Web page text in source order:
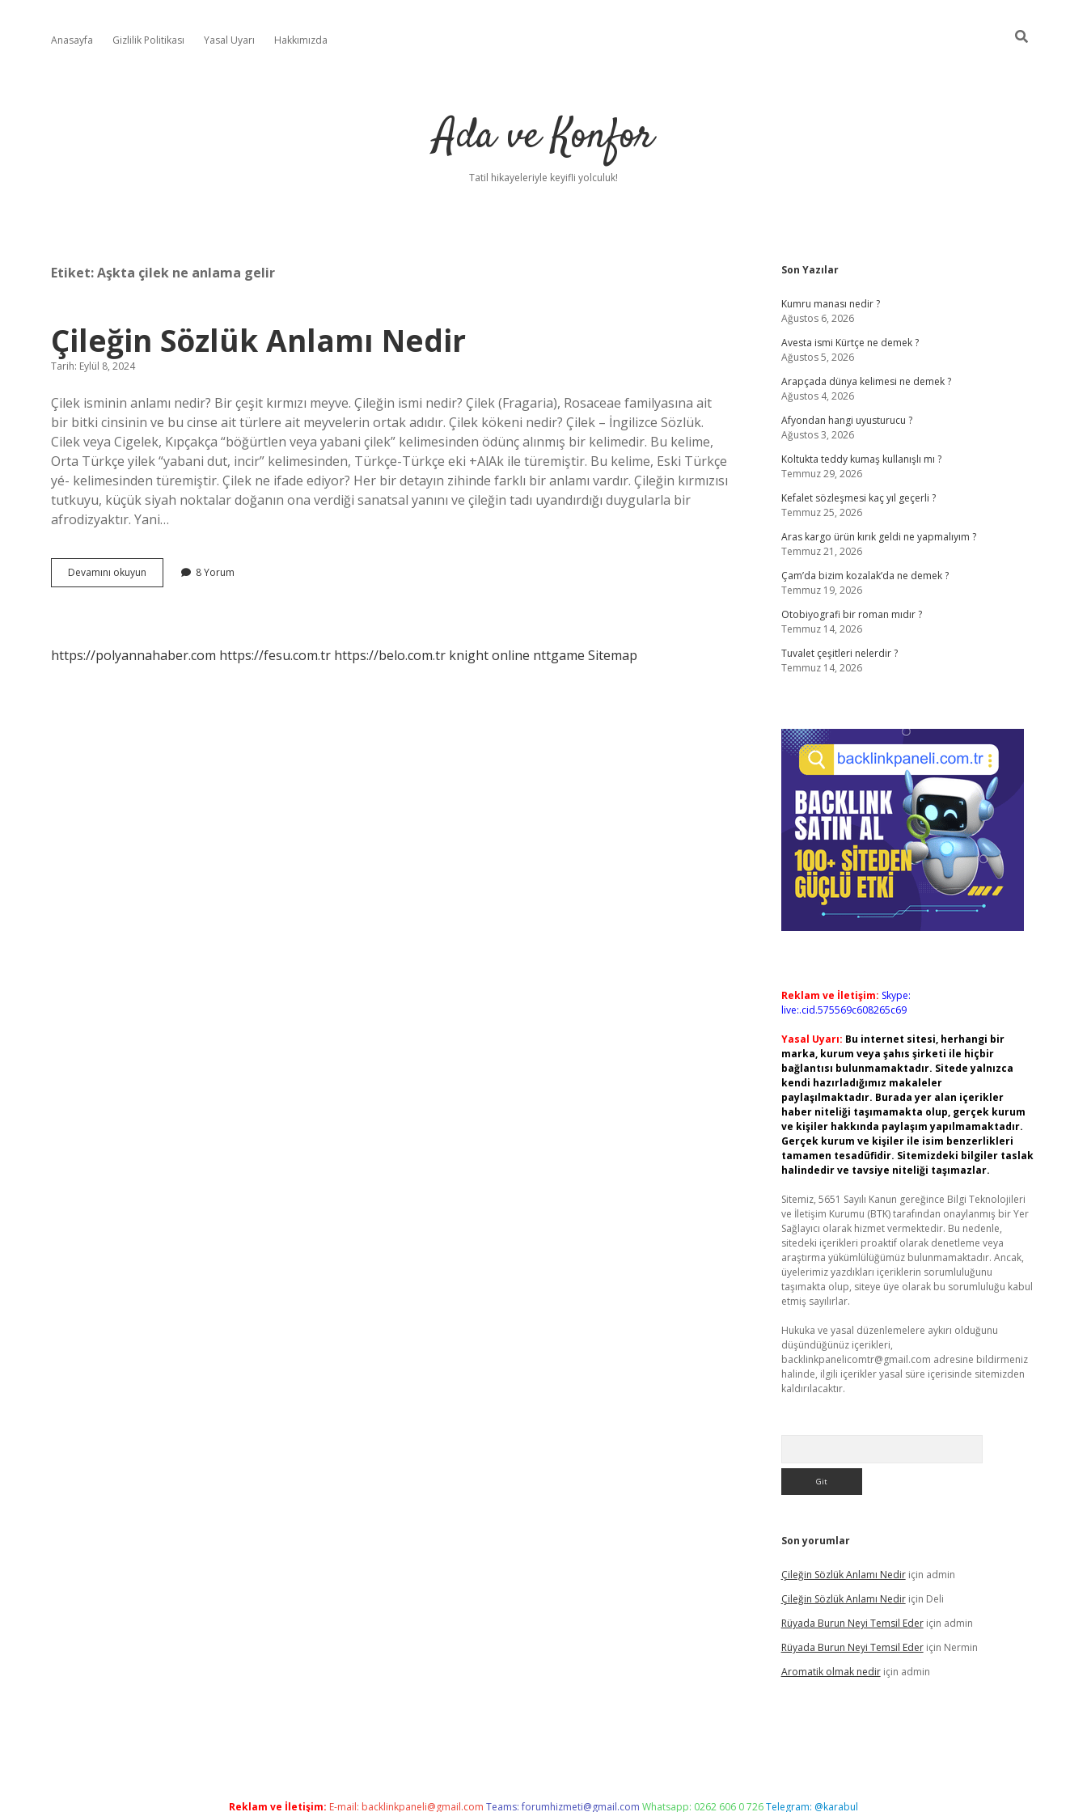
Anasayfa Gizlilik Politikası Yasal Uyarı Hakkımızda
Ada ve Konfor
Tatil hikayeleriyle keyifli yolculuk!
Etiket:Aşkta çilek ne anlama gelir
Çileğin Sözlük Anlamı Nedir
Tarih: Eylül 8, 2024
Çilek isminin anlamı nedir? Bir çeşit kırmızı meyve. Çileğin ismi nedir? Çilek (Fragaria), Rosaceae familyasına ait
bir bitki cinsinin ve bu cinse ait türlere ait meyvelerin ortak adıdır. Çilek kökeni nedir? Çilek – İngilizce Sözlük.
Cilek veya Cigelek, Kıpçakça “böğürtlen veya yabani çilek” kelimesinden ödünç alınmış bir kelimedir. Bu kelime,
Orta Türkçe yilek “yabani dut, incir” kelimesinden, Türkçe-Türkçe eki +AlAk ile türemiştir. Bu kelime, Eski Türkçe
yé- kelimesinden türemiştir. Çilek ne ifade ediyor? Her bir detayın zihinde farklı bir anlamı vardır. Çileğin kırmızısı
tutkuyu, küçük siyah noktalar doğanın ona verdiği sanatsal yanını ve çileğin tadı uyandırdığı duygularla bir
afrodizyaktır. Yani…
Devamını okuyun
Sözlük
8 Yorum
https://polyannahaber.com https://fesu.com.tr https://belo.com.tr knight online nttgame Sitemap
Sidebar
Son Yazılar
Kumru manası nedir ?
Ağustos 6, 2026
Avesta ismi Kürtçe ne demek ?
Ağustos 5, 2026
Arapçada dünya kelimesi ne demek ?
Ağustos 4, 2026
Afyondan hangi uyusturucu ?
Ağustos 3, 2026
Koltukta teddy kumaş kullanışlı mı ?
Temmuz 29, 2026
Kefalet sözleşmesi kaç yıl geçerli ?
Temmuz 25, 2026
Aras kargo ürün kırık geldi ne yapmalıyım ?
Temmuz 21, 2026
Çam’da bizim kozalak’da ne demek ?
Temmuz 19, 2026
Otobiyografi bir roman mıdır ?
Temmuz 14, 2026
Tuvalet çeşitleri nelerdir ?
Temmuz 14, 2026
Reklam ve İletişim: Skype:
live:.cid.575569c608265c69
Yasal Uyarı: Bu internet sitesi, herhangi bir
marka, kurum veya şahıs şirketi ile hiçbir
bağlantısı bulunmamaktadır. Sitede yalnızca
kendi hazırladığımız makaleler
paylaşılmaktadır. Burada yer alan içerikler
haber niteliği taşımamakta olup, gerçek kurum
ve kişiler hakkında paylaşım yapılmamaktadır.
Gerçek kurum ve kişiler ile isim benzerlikleri
tamamen tesadüfidir. Sitemizdeki bilgiler taslak
halindedir ve tavsiye niteliği taşımazlar.
Sitemiz, 5651 Sayılı Kanun gereğince Bilgi Teknolojileri
ve İletişim Kurumu (BTK) tarafından onaylanmış bir Yer
Sağlayıcı olarak hizmet vermektedir. Bu nedenle,
sitedeki içerikleri proaktif olarak denetleme veya
araştırma yükümlülüğümüz bulunmamaktadır. Ancak,
üyelerimiz yazdıkları içeriklerin sorumluluğunu
taşımakta olup, siteye üye olarak bu sorumluluğu kabul
etmiş sayılırlar.
Hukuka ve yasal düzenlemelere aykırı olduğunu
düşündüğünüz içerikleri,
backlinkpanelicomtr@gmail.com adresine bildirmeniz
halinde, ilgili içerikler yasal süre içerisinde sitemizden
kaldırılacaktır.
Son yorumlar
Çileğin Sözlük Anlamı Nediriçin admin
Çileğin Sözlük Anlamı Nediriçin Deli
Rüyada Burun Neyi Temsil Ederiçin admin
Rüyada Burun Neyi Temsil Ederiçin Nermin
Aromatik olmak nediriçin admin
Reklam ve İletişim: E-mail: backlinkpaneli@gmail.com Teams:forumhizmeti@gmail.com Whatsapp: 0262 606 0 726Telegram: @karabul